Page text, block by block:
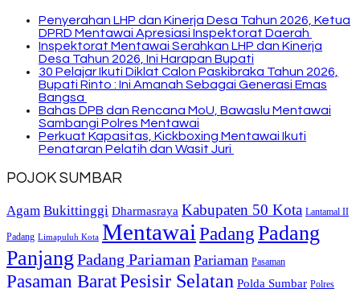
Penyerahan LHP dan Kinerja Desa Tahun 2026, Ketua
DPRD Mentawai Apresiasi Inspektorat Daerah
Inspektorat Mentawai Serahkan LHP dan Kinerja
Desa Tahun 2026, Ini Harapan Bupati
30 Pelajar Ikuti Diklat Calon Paskibraka Tahun 2026,
Bupati Rinto : Ini Amanah Sebagai Generasi Emas
Bangsa
Bahas DPB dan Rencana MoU, Bawaslu Mentawai
Sambangi Polres Mentawai
Perkuat Kapasitas, Kickboxing Mentawai Ikuti
Penataran Pelatih dan Wasit Juri
POJOK SUMBAR
Agam Bukittinggi Dharmasraya Kabupaten 50 Kota Lantamal II
Padang Limapuluh Kota Mentawai PadangPadang
Panjang Padang Pariaman Pariaman Pasaman
Pasaman BaratPesisir Selatan Polda Sumbar Polres